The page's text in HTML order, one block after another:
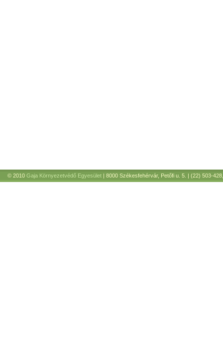
© 2010 Gaja Környezetvédő Egyesület | 8000 Székesfehérvár, Petőfi u. 5. | (22) 503-